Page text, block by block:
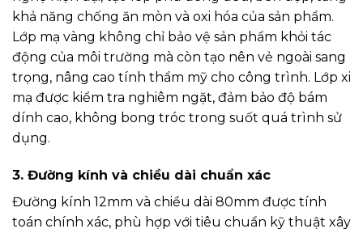
khả năng chống ăn mòn và oxi hóa của sản phẩm.
Lớp mạ vàng không chỉ bảo vệ sản phẩm khỏi tác
động của môi trường mà còn tạo nên vẻ ngoài sang
trọng, nâng cao tính thẩm mỹ cho công trình. Lớp xi
mạ được kiểm tra nghiêm ngặt, đảm bảo độ bám
dính cao, không bong tróc trong suốt quá trình sử
dụng.
3. Đường kính và chiều dài chuẩn xác
Đường kính 12mm và chiều dài 80mm được tính
toán chính xác, phù hợp với tiêu chuẩn kỹ thuật xây